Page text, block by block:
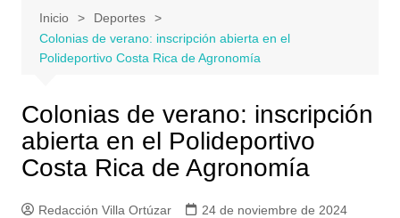
Inicio
Deportes
Colonias de verano: inscripción abierta en el
Polideportivo Costa Rica de Agronomía
Colonias de verano: inscripción
abierta en el Polideportivo
Costa Rica de Agronomía
Redacción Villa Ortúzar
24 de noviembre de 2024